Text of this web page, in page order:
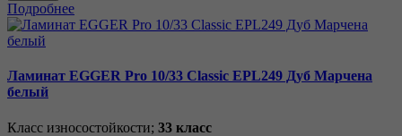
Подробнее
Ламинат EGGER Pro 10/33 Classic EPL249 Дуб Марчена
белый
Класс износостойкости; 33 класс